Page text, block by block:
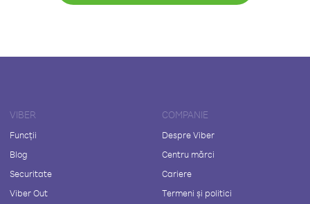
VIBER
Funcții
Blog
Securitate
Viber Out
COMPANIE
Despre Viber
Centru mărci
Cariere
Termeni și politici